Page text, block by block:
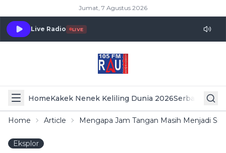
Jumat, 7 Agustus 2026
Live Radio LIVE
HomeKakek Nenek Keliling Dunia 2026Serba Serbi
Home Article Mengapa Jam Tangan Masih Menjadi
Eksplor